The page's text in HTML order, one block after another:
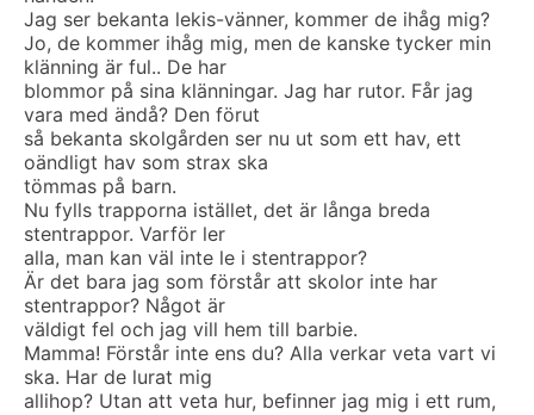
Jag ser bekanta lekis-vänner, kommer de ihåg mig?
Jo, de kommer ihåg mig, men de kanske tycker min
klänning är ful.. De har
blommor på sina klänningar. Jag har rutor. Får jag
vara med ändå? Den förut
så bekanta skolgården ser nu ut som ett hav, ett
oändligt hav som strax ska
tömmas på barn.
Nu fylls trapporna istället, det är långa breda
stentrappor. Varför ler
alla, man kan väl inte le i stentrappor?
Är det bara jag som förstår att skolor inte har
stentrappor? Något är
väldigt fel och jag vill hem till barbie.
Mamma! Förstår inte ens du? Alla verkar veta vart vi
ska. Har de lurat mig
allihop? Utan att veta hur, befinner jag mig i ett rum,